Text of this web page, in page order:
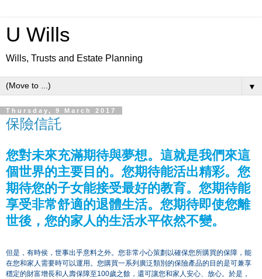
U Wills
Wills, Trusts and Estate Planning
▼
Thursday, 9 March 2017
保險信託
您對未來充滿期待與夢想。這就是我們來這
個世界的主要目的。您期待能活出精彩。您
期待您的子女能接受最好的教育。您期待能
享受非常舒適的退體生活。您期待即使您離
世後，您的家人的生活水平依然不變。
但是，有時侯，世事出乎意料之外。您非常小心策劃以確保您所購買的保障，能
在您和家人需要時可以運用。您購買一系列廣泛類別的保險產品的目的是可兼享
穩定的財富增長和人壽保障至100歲之餘，還可讓您和家人安心、放心。於是，